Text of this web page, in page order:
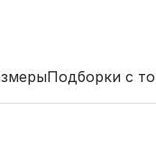
Подборки с